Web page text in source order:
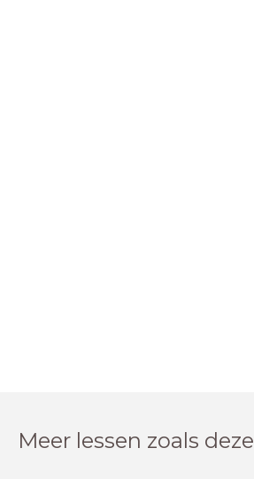
Meer lessen zoals deze